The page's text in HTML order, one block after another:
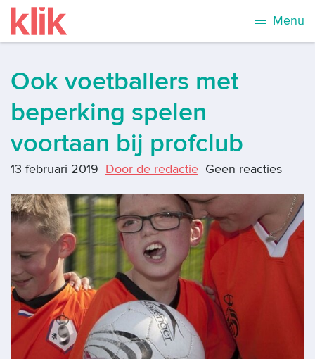
Menu
Ook voetballers met
beperking spelen
voortaan bij profclub
13 februari 2019 Door de redactie Geen reacties